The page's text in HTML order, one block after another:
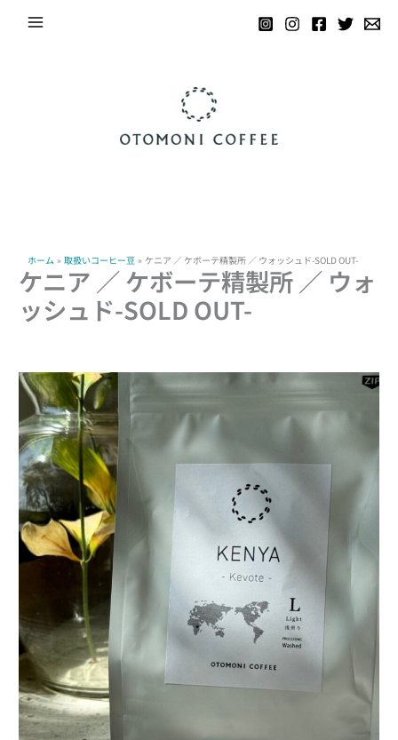
ホーム 取扱いコーヒー豆 ケニア ／ ケボーテ精製所 ／ ウォッシュド-SOLD OUT-
ケニア ／ ケボーテ精製所 ／ ウォ
ッシュド-SOLD OUT-